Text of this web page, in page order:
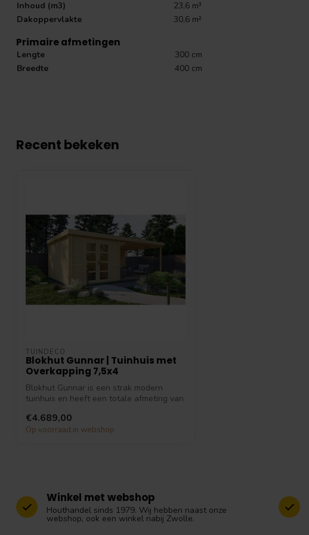
Inhoud (m3)
23,6 m³
Dakoppervlakte
30,6 m²
Primaire afmetingen
Lengte
300 cm
Breedte
400 cm
Recent bekeken
TUINDECO
Blokhut Gunnar | Tuinhuis met
Overkapping 7,5x4
Blokhut Gunnar is een strak modern
tuinhuis en heeft een totale afmeting van
€4.689,00
Op voorraad in webshop
Winkel met webshop
Houthandel sinds 1979. Wij hebben naast onze
webshop, ook een winkel nabij Zwolle.